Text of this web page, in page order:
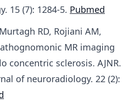
15 (7): 1284-5. Pubmed
RD, Rojiani AM,
MR imaging
concentric sclerosis. AJNR.
of neuroradiology. 22 (2):